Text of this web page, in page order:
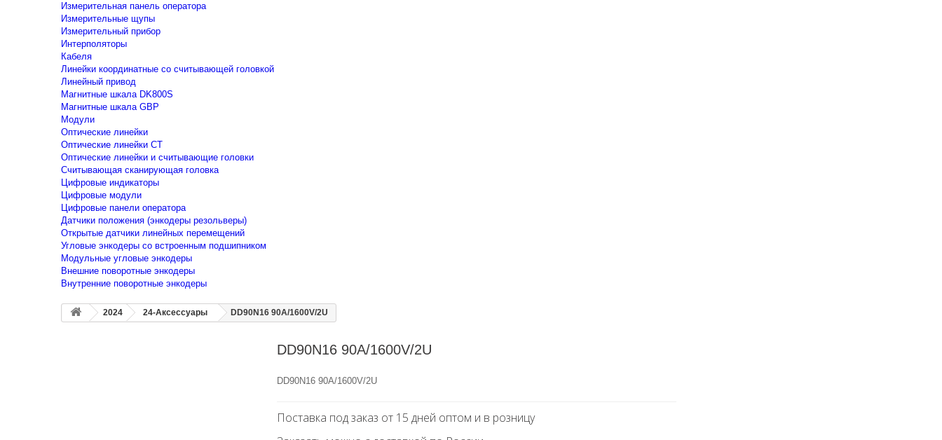
Измерительная панель оператора
Измерительные щупы
Измерительный прибор
Интерполяторы
Кабеля
Линейки координатные со считывающей головкой
Линейный привод
Магнитные шкала DK800S
Магнитные шкала GBP
Модули
Оптические линейки
Оптические линейки CT
Оптические линейки и считывающие головки
Считывающая сканирующая головка
Цифровые индикаторы
Цифровые модули
Цифровые панели оператора
Датчики положения (энкодеры резольверы)
Открытые датчики линейных перемещений
Угловые энкодеры со встроенным подшипником
Модульные угловые энкодеры
Внешние поворотные энкодеры
Внутренние поворотные энкодеры
2024 24-Аксессуары DD90N16 90A/1600V/2U
DD90N16 90A/1600V/2U
DD90N16 90A/1600V/2U
Поставка под заказ от 15 дней оптом и в розницу